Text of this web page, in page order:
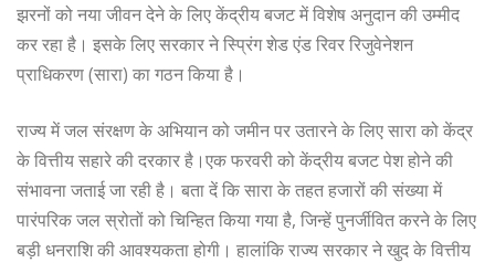
झरनों को नया जीवन देने के लिए केंद्रीय बजट में विशेष अनुदान की उम्मीद
कर रहा है। इसके लिए सरकार ने स्प्रिंग शेड एंड रिवर रिजुवेनेशन
प्राधिकरण (सारा) का गठन किया है।
राज्य में जल संरक्षण के अभियान को जमीन पर उतारने के लिए सारा को केंद्र
के वित्तीय सहारे की दरकार है।एक फरवरी को केंद्रीय बजट पेश होने की
संभावना जताई जा रही है। बता दें कि सारा के तहत हजारों की संख्या में
पारंपरिक जल स्रोतों को चिन्हित किया गया है, जिन्हें पुनर्जीवित करने के लिए
बड़ी धनराशि की आवश्यकता होगी। हालांकि राज्य सरकार ने खुद के वित्तीय